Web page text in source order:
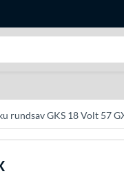
rundsav GKS 18 Volt 57